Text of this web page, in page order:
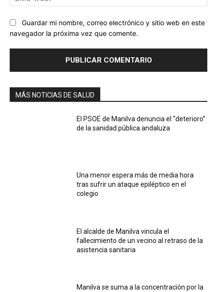
Guardar mi nombre, correo electrónico y sitio web en este
navegador la próxima vez que comente.
MÁS NOTICIAS DE SALUD
El PSOE de Manilva denuncia el “deterioro”
de la sanidad pública andaluza
Una menor espera más de media hora
tras sufrir un ataque epiléptico en el
colegio
El alcalde de Manilva vincula el
fallecimiento de un vecino al retraso de la
asistencia sanitaria
Manilva se suma a la concentración por la